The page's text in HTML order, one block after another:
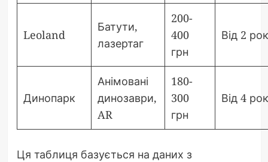
Leoland
Батути,
лазертаг
200-
400
грн
Від 2
Динопарк
Анімовані
динозаври,
AR
180-
300
грн
Від 4
Ця таблиця базується на даних з